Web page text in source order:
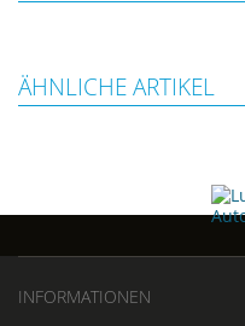
ÄHNLICHE ARTIKEL
INFORMATIONEN